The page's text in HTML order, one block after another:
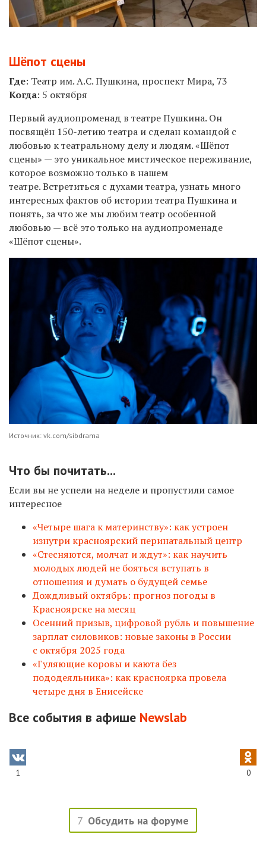
Шёпот сцены
Где: Театр им. А.С. Пушкина, проспект Мира, 73
Когда: 5 октября
Первый аудиопроменад в театре Пушкина. Он
посвящён 150-летию театра и сделан командой с
любовью к театральному делу и людям. «Шёпот
сцены» — это уникальное мистическое переживание,
которое возможно только в нашем
театре. Встретиться с духами театра, узнать много
интересных фактов об истории театра Пушкина и
понять, за что же мы любим театр особенной
любовью — всё это только на аудиопроменаде
«Шёпот сцены».
Источник: vk.com/sibdrama
Что бы почитать...
Если вы не успели на неделе и пропустили самое
интересное
«Четыре шага к материнству»: как устроен
изнутри красноярский перинатальный центр
«Стесняются, молчат и ждут»: как научить
молодых людей не бояться вступать в
отношения и думать о будущей семье
Дождливый октябрь: прогноз погоды в
Красноярске на месяц
Осенний призыв, цифровой рубль и повышение
зарплат силовиков: новые законы в России
с октября 2025 года
«Гуляющие коровы и каюта без
пододеяльника»: как красноярка провела
четыре дня в Енисейске
Все события в афише Newslab
1 0
7 Обсудить на форуме